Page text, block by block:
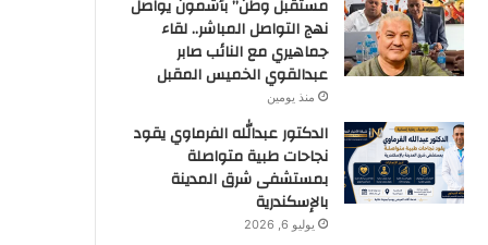
مستقبل وطن” بأشمون يواصل
نهج التواصل المباشر.. لقاء
جماهيري مع النائب صابر
عبدالقوي الخميس المقبل
منذ يومين
الدكتور عبدالله الفرماوي يقود
نجاحات طبية متواصلة
بمستشفى شرق المدينة
بالإسكندرية
يوليو 6, 2026